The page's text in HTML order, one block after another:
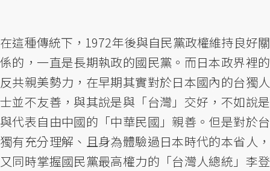
在這種傳統下，1972年後與自民黨政權維持良好關
係的，一直是長期執政的國民黨。而日本政界裡的
反共親美勢力，在早期其實對於日本國內的台獨人
士並不友善，與其說是與「台灣」交好，不如說是
與代表自由中國的「中華民國」親善。但是對於台
獨有充分理解、且身為體驗過日本時代的本省人，
又同時掌握國民黨最高權力的「台灣人總統」李登